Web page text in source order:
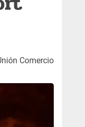
Comercio